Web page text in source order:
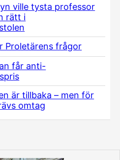
ville tysta professor
rätt i
Proletärens frågor
får anti-
är tillbaka – men för
omtag